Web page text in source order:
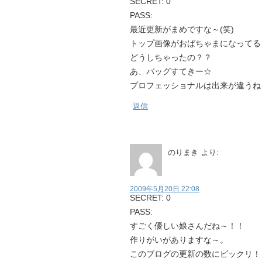
PASS:
最近更新がまめですな～(笑)
トップ画像がおばちゃまになってる
どうしちゃったの？？
あ、バッグすてきー☆
プロフェッショナルは出来が違うね
返信
のりまき より:
2009年5月20日 22:08
SECRET: 0
PASS:
すごく優しい娘さんだね～！！
作りがいがありますな～。
このブログの更新の数にビックリ！